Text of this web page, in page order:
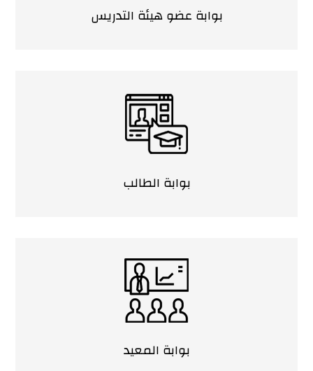
بوابة عضو هيئة التدريس
بوابة الطالب
بوابة المعيد